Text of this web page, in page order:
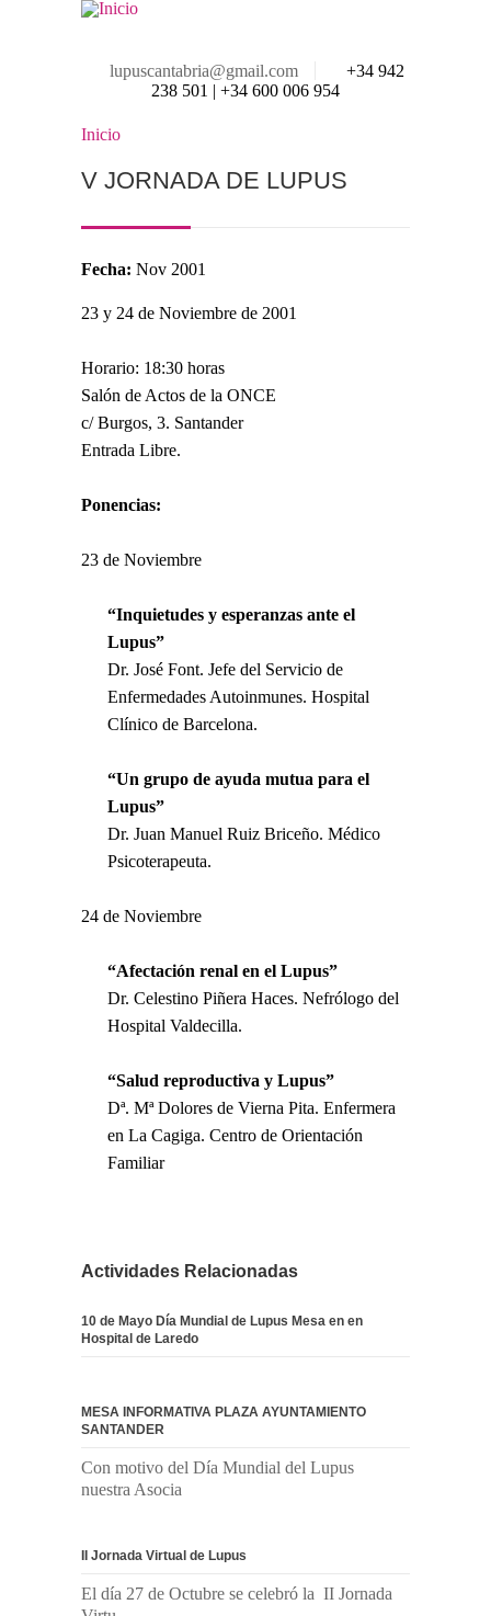
Pasar al contenido principal
lupuscantabria@gmail.com
+34 942
238 501 | +34 600 006 954
Se encuentra usted aquí
Inicio
V JORNADA DE LUPUS
Fecha: Nov 2001
23 y 24 de Noviembre de 2001
Horario: 18:30 horas
Salón de Actos de la ONCE
c/ Burgos, 3. Santander
Entrada Libre.
Ponencias:
23 de Noviembre
“Inquietudes y esperanzas ante el
Lupus”
Dr. José Font. Jefe del Servicio de
Enfermedades Autoinmunes. Hospital
Clínico de Barcelona.
“Un grupo de ayuda mutua para el
Lupus”
Dr. Juan Manuel Ruiz Briceño. Médico
Psicoterapeuta.
24 de Noviembre
“Afectación renal en el Lupus”
Dr. Celestino Piñera Haces. Nefrólogo del
Hospital Valdecilla.
“Salud reproductiva y Lupus”
Dª. Mª Dolores de Vierna Pita. Enfermera
en La Cagiga. Centro de Orientación
Familiar
Actividades Relacionadas
10 de Mayo Día Mundial de Lupus Mesa en en
Hospital de Laredo
MESA INFORMATIVA PLAZA AYUNTAMIENTO
SANTANDER
Con motivo del Día Mundial del Lupus
nuestra Asocia
II Jornada Virtual de Lupus
El día 27 de Octubre se celebró la II Jornada